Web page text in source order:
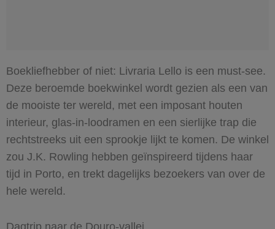
Boekliefhebber of niet: Livraria Lello is een must-see.
Deze beroemde boekwinkel wordt gezien als een van
de mooiste ter wereld, met een imposant houten
interieur, glas-in-loodramen en een sierlijke trap die
rechtstreeks uit een sprookje lijkt te komen. De winkel
zou J.K. Rowling hebben geïnspireerd tijdens haar
tijd in Porto, en trekt dagelijks bezoekers van over de
hele wereld.
Dagtrip naar de Douro-vallei